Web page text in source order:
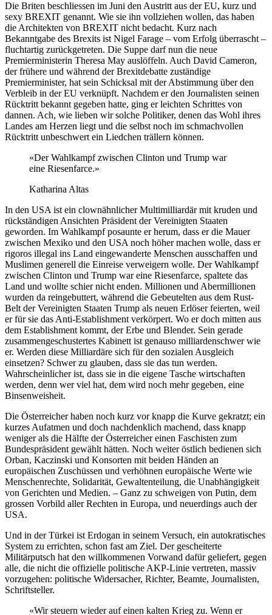
Die Briten beschliessen im Juni den Austritt aus der EU, kurz und
sexy BREXIT genannt. Wie sie ihn vollziehen wollen, das haben
die Architekten von BREXIT nicht bedacht. Kurz nach
Bekanntgabe des Brexits ist Nigel Farage – vom Erfolg überrascht –
fluchtartig zurückgetreten. Die Suppe darf nun die neue
Premierministerin Theresa May auslöffeln. Auch David Cameron,
der frühere und während der Brexitdebatte zuständige
Premierminister, hat sein Schicksal mit der Abstimmung über den
Verbleib in der EU verknüpft. Nachdem er den Journalisten seinen
Rücktritt bekannt gegeben hatte, ging er leichten Schrittes von
dannen. Ach, wie lieben wir solche Politiker, denen das Wohl ihres
Landes am Herzen liegt und die selbst noch im schmachvollen
Rücktritt unbeschwert ein Liedchen trällern können.
«Der Wahlkampf zwischen Clinton und Trump war
eine Riesenfarce.»
Katharina Altas
In den USA ist ein clownähnlicher Multimilliardär mit kruden und
rückständigen Ansichten Präsident der Vereinigten Staaten
geworden. Im Wahlkampf posaunte er herum, dass er die Mauer
zwischen Mexiko und den USA noch höher machen wolle, dass er
rigoros illegal ins Land eingewanderte Menschen ausschaffen und
Muslimen generell die Einreise verweigern wolle. Der Wahlkampf
zwischen Clinton und Trump war eine Riesenfarce, spaltete das
Land und wollte schier nicht enden. Millionen und Abermillionen
wurden da reingebuttert, während die Gebeutelten aus dem Rust-
Belt der Vereinigten Staaten Trump als neuen Erlöser feierten, weil
er für sie das Anti-Establishment verkörpert. Wo er doch mitten aus
dem Establishment kommt, der Erbe und Blender. Sein gerade
zusammengeschustertes Kabinett ist genauso milliardenschwer wie
er. Werden diese Milliardäre sich für den sozialen Ausgleich
einsetzen? Schwer zu glauben, dass sie das tun werden.
Wahrscheinlicher ist, dass sie in die eigene Tasche wirtschaften
werden, denn wer viel hat, dem wird noch mehr gegeben, eine
Binsenweisheit.
Die Österreicher haben noch kurz vor knapp die Kurve gekratzt; ein
kurzes Aufatmen und doch nachdenklich machend, dass knapp
weniger als die Hälfte der Österreicher einen Faschisten zum
Bundespräsident gewählt hätten. Noch weiter östlich bedienen sich
Orban, Kaczinski und Konsorten mit beiden Händen an
europäischen Zuschüssen und verhöhnen europäische Werte wie
Menschenrechte, Solidarität, Gewaltenteilung, die Unabhängigkeit
von Gerichten und Medien. – Ganz zu schweigen von Putin, dem
grossen Vorbild aller Rechten in Europa, und neuerdings auch der
USA.
Und in der Türkei ist Erdogan in seinem Versuch, ein autokratisches
System zu errichten, schon fast am Ziel. Der gescheiterte
Militärputsch hat den willkommenen Vorwand dafür geliefert, gegen
alle, die nicht die offizielle politische AKP-Linie vertreten, massiv
vorzugehen: politische Widersacher, Richter, Beamte, Journalisten,
Schriftsteller.
«Wir steuern wieder auf einen kalten Krieg zu. Wenn er